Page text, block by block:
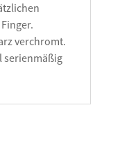
verchromt.
serienmäßig